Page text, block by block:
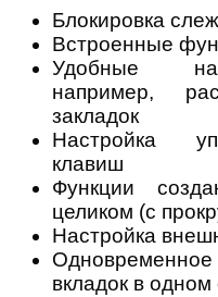
Блокировка
Встроенные
Удобные
например,
закладок
Настройка
клавиш
Функции
целиком (с
Настройка
Одновременное
вкладок в